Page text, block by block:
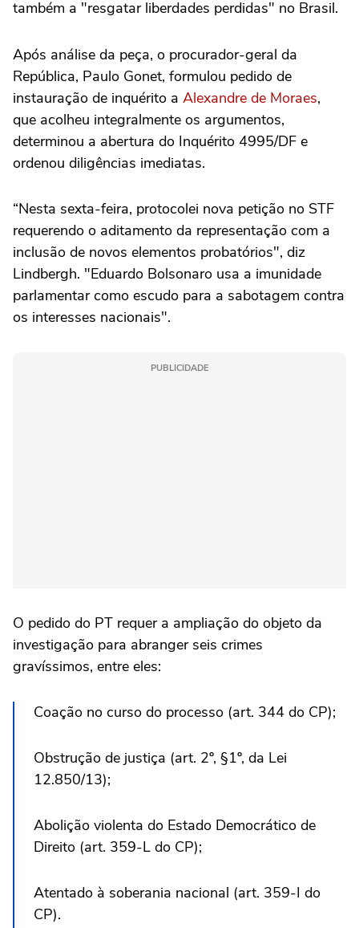
também a "resgatar liberdades perdidas" no Brasil.
Após análise da peça, o procurador-geral da
República, Paulo Gonet, formulou pedido de
instauração de inquérito a Alexandre de Moraes,
que acolheu integralmente os argumentos,
determinou a abertura do Inquérito 4995/DF e
ordenou diligências imediatas.
“Nesta sexta-feira, protocolei nova petição no STF
requerendo o aditamento da representação com a
inclusão de novos elementos probatórios", diz
Lindbergh. "Eduardo Bolsonaro usa a imunidade
parlamentar como escudo para a sabotagem contra
os interesses nacionais".
PUBLICIDADE
O pedido do PT requer a ampliação do objeto da
investigação para abranger seis crimes
gravíssimos, entre eles:
Coação no curso do processo (art. 344 do CP);
Obstrução de justiça (art. 2º, §1º, da Lei
12.850/13);
Abolição violenta do Estado Democrático de
Direito (art. 359-L do CP);
Atentado à soberania nacional (art. 359-I do
CP).